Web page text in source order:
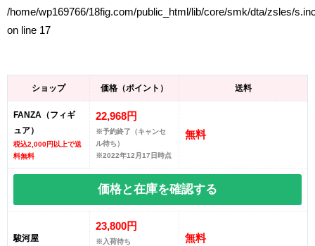
/home/wp169766/18fig.com/public_html/lib/core/smk/dta/zsles/
on line 17
ショップ 価格（ポイント） 送料
FANZA（フィギ
ュア）
税込2,000円以上で送
料無料
22,968円
※予約終了（キャンセ
ル待ち）
※2022年12月17日時点
無料
価格と在庫を確認する
駿河屋
23,800円
※入荷待ち
無料